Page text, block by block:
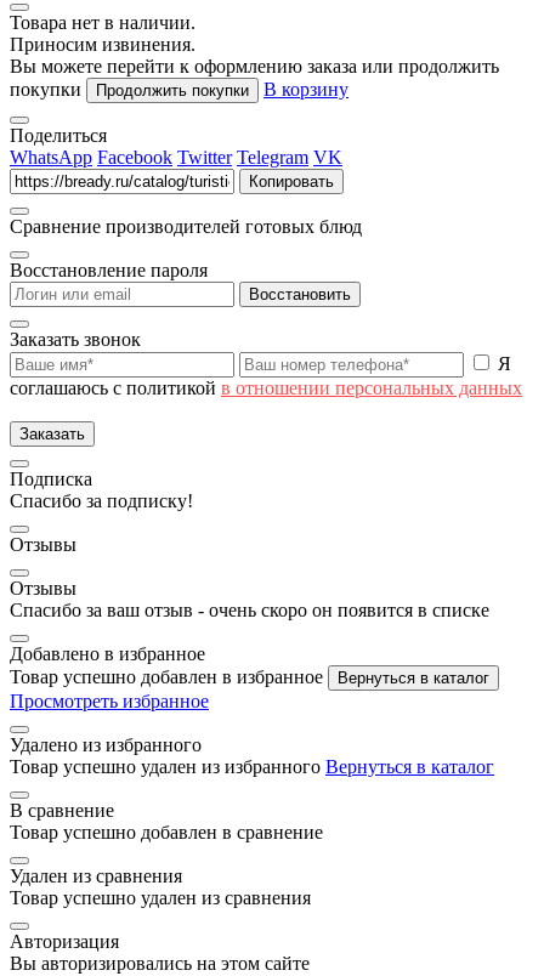
Товара нет в наличии.
Приносим извинения.
Вы можете перейти к оформлению заказа или продолжить
покупки
Продолжить покупки В корзину
Поделиться
WhatsApp Facebook Twitter Telegram VK
Копировать
Сравнение производителей готовых блюд
Восстановление пароля
Восстановить
Заказать звонок
Я
соглашаюсь с политикой в отношении персональных данных
Заказать
Подписка
Спасибо за подписку!
Отзывы
Отзывы
Спасибо за ваш отзыв - очень скоро он появится в списке
Добавлено в избранное
Товар успешно добавлен в избранное
Вернуться в каталог
Просмотреть избранное
Удалено из избранного
Товар успешно удален из избранного Вернуться в каталог
В сравнение
Товар успешно добавлен в сравнение
Удален из сравнения
Товар успешно удален из сравнения
Авторизация
Вы авторизировались на этом сайте